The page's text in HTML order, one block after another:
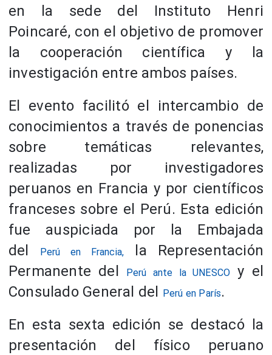
en la sede del Instituto Henri
Poincaré, con el objetivo de promover
la cooperación científica y la
investigación entre ambos países.
El evento facilitó el intercambio de
conocimientos a través de ponencias
sobre temáticas relevantes,
realizadas por investigadores
peruanos en Francia y por científicos
franceses sobre el Perú. Esta edición
fue auspiciada por la Embajada
del
Perú en Francia,
la Representación
Permanente del
Perú ante la UNESCO
y el
Consulado General del
Perú en París.
En esta sexta edición se destacó la
presentación del físico peruano